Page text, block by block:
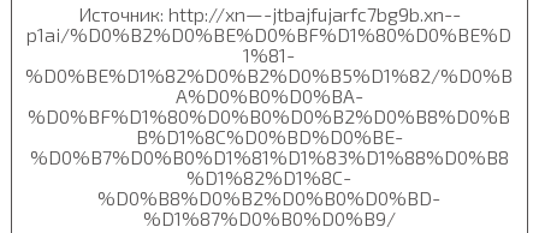
Источник: http://xn—-jtbajfujarfc7bg9b.xn--
p1ai/%D0%B2%D0%BE%D0%BF%D1%80%D0%BE%D
1%81-
%D0%BE%D1%82%D0%B2%D0%B5%D1%82/%D0%B
A%D0%B0%D0%BA-
%D0%BF%D1%80%D0%B0%D0%B2%D0%B8%D0%B
B%D1%8C%D0%BD%D0%BE-
%D0%B7%D0%B0%D1%81%D1%83%D1%88%D0%B8
%D1%82%D1%8C-
%D0%B8%D0%B2%D0%B0%D0%BD-
%D1%87%D0%B0%D0%B9/